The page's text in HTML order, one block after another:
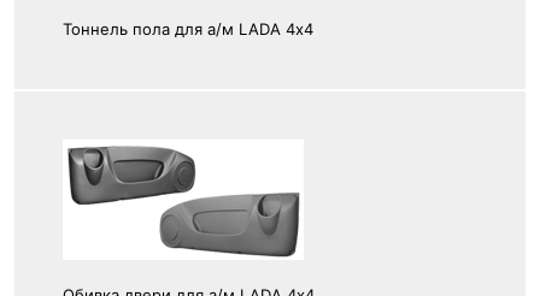
Тоннель пола для а/м LADA 4х4